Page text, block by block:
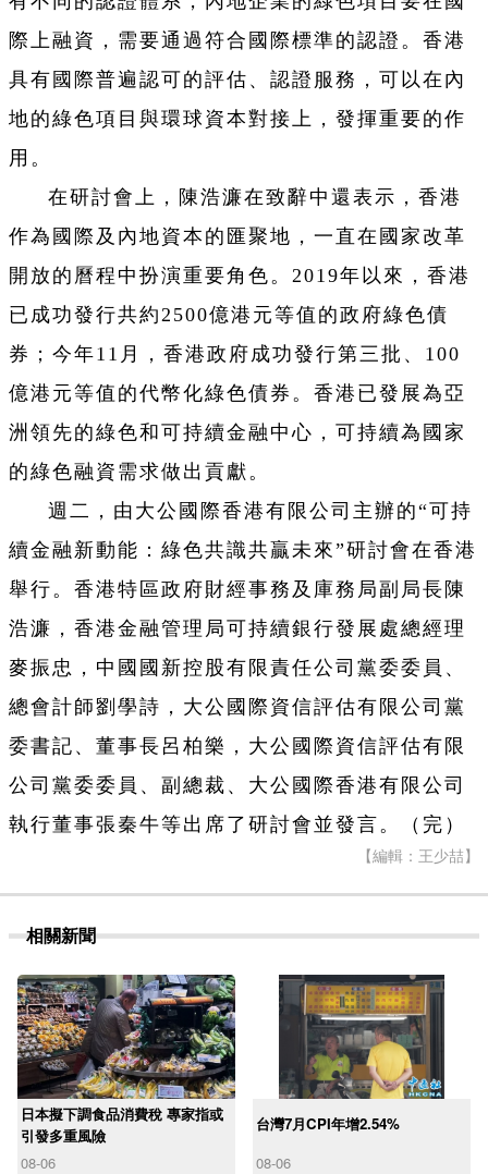
際上融資，需要通過符合國際標準的認證。香港
具有國際普遍認可的評估、認證服務，可以在內
地的綠色項目與環球資本對接上，發揮重要的作
用。
在研討會上，陳浩濂在致辭中還表示，香港
作為國際及內地資本的匯聚地，一直在國家改革
開放的曆程中扮演重要角色。2019年以來，香港
已成功發行共約2500億港元等值的政府綠色債
券；今年11月，香港政府成功發行第三批、100
億港元等值的代幣化綠色債券。香港已發展為亞
洲領先的綠色和可持續金融中心，可持續為國家
的綠色融資需求做出貢獻。
週二，由大公國際香港有限公司主辦的“可持
續金融新動能：綠色共識共贏未來”研討會在香港
舉行。香港特區政府財經事務及庫務局副局長陳
浩濂，香港金融管理局可持續銀行發展處總經理
麥振忠，中國國新控股有限責任公司黨委委員、
總會計師劉學詩，大公國際資信評估有限公司黨
委書記、董事長呂柏樂，大公國際資信評估有限
公司黨委委員、副總裁、大公國際香港有限公司
執行董事張秦牛等出席了研討會並發言。（完）
【編輯：王少喆】
相關新聞
日本擬下調食品消費稅 專家指或
引發多重風險
08-06
台灣7月CPI年增2.54%
08-06